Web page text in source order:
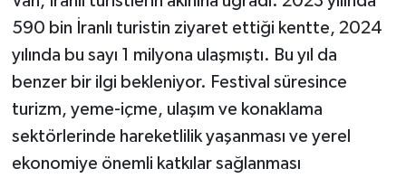
590 bin İranlı turistin ziyaret ettiği kentte, 2024
yılında bu sayı 1 milyona ulaşmıştı. Bu yıl da
benzer bir ilgi bekleniyor. Festival süresince
turizm, yeme-içme, ulaşım ve konaklama
sektörlerinde hareketlilik yaşanması ve yerel
ekonomiye önemli katkılar sağlanması